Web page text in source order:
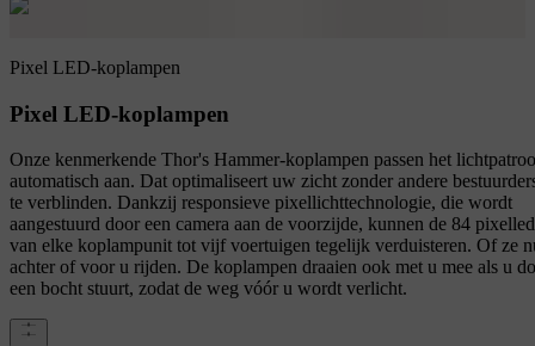
Pixel LED-koplampen
Pixel LED-koplampen
Onze kenmerkende Thor's Hammer-koplampen passen het
automatisch aan. Dat optimaliseert uw zicht zonder andere
te verblinden. Dankzij responsieve pixellichttechnologie, die wordt
aangestuurd door een camera aan de voorzijde, kunnen de 84
van elke koplampunit tot vijf voertuigen tegelijk verduisteren. Of ze
achter of voor u rijden. De koplampen draaien ook met u mee als u
een bocht stuurt, zodat de weg vóór u wordt verlicht.